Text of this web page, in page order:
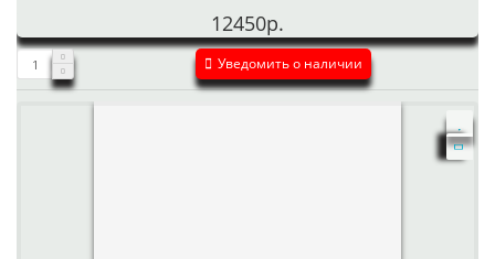
12450р.
Уведомить о наличии